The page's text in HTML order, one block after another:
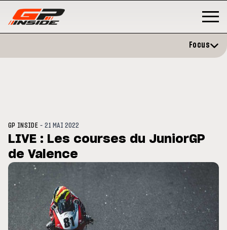
: Horaires et
du GP de Grande-
Zarco évite l'opération et vise
Focus
GP INSIDE -21 MAI 2022
LIVE : Les courses du JuniorGP
de Valence